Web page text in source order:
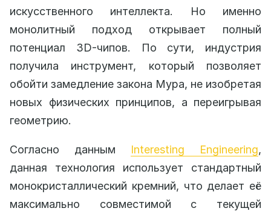
искусственного интеллекта. Но именно
монолитный подход открывает полный
потенциал 3D-чипов. По сути, индустрия
получила инструмент, который позволяет
обойти замедление закона Мура, не изобретая
новых физических принципов, а переигрывая
геометрию.
Согласно данным Interesting Engineering,
данная технология использует стандартный
монокристаллический кремний, что делает её
максимально совместимой с текущей